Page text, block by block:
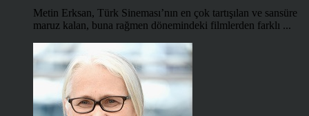
Metin Erksan, Türk Sineması’nın en çok tartışılan ve sansüre
maruz kalan, buna rağmen dönemindeki filmlerden farklı ...